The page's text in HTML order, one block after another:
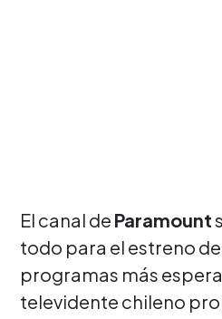
El canal de Paramount
todo para el estreno
programas más
televidente chileno